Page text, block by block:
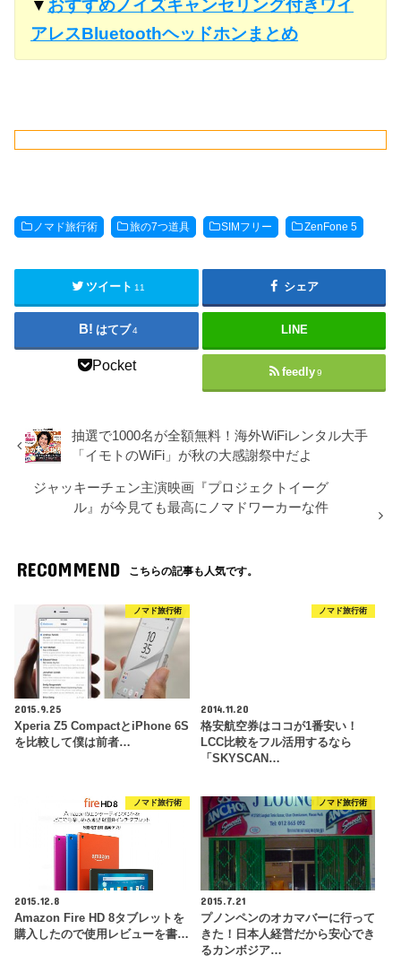
▼ おすすめノイズキャンセリング付きワイ
アレスBluetoothヘッドホンまとめ
ノマド旅行術 旅の7つ道具 SIMフリー ZenFone 5
ツイート 11 シェア
はてブ 4 LINE
Pocket feedly 9
抽選で1000名が全額無料！海外WiFiレンタル大手
「イモトのWiFi」が秋の大感謝祭中だよ
ジャッキーチェン主演映画『プロジェクトイーグ
ル』が今見ても最高にノマドワーカーな件
RECOMMEND こちらの記事も人気です。
ノマド旅行術
2015.9.25
Xperia Z5 CompactとiPhone 6S
を比較して僕は前者…
ノマド旅行術
2014.11.20
格安航空券はココが1番安い！
LCC比較をフル活用するなら
「SKYSCAN…
ノマド旅行術
2015.12.8
Amazon Fire HD 8タブレットを
購入したので使用レビューを書…
ノマド旅行術
2015.7.21
プノンペンのオカマバーに行って
きた！日本人経営だから安心でき
るカンボジア…